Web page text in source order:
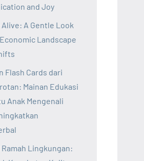
and Joy
A Gentle Look
Landscape
Flash Cards dari
Mainan Edukasi
Anak Mengenali
Lingkungan: